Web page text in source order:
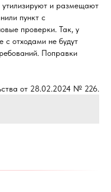
утилизируют и размещают
пункт с
проверки. Так, у
с отходами не будут
Поправки
от 28.02.2024 № 226.